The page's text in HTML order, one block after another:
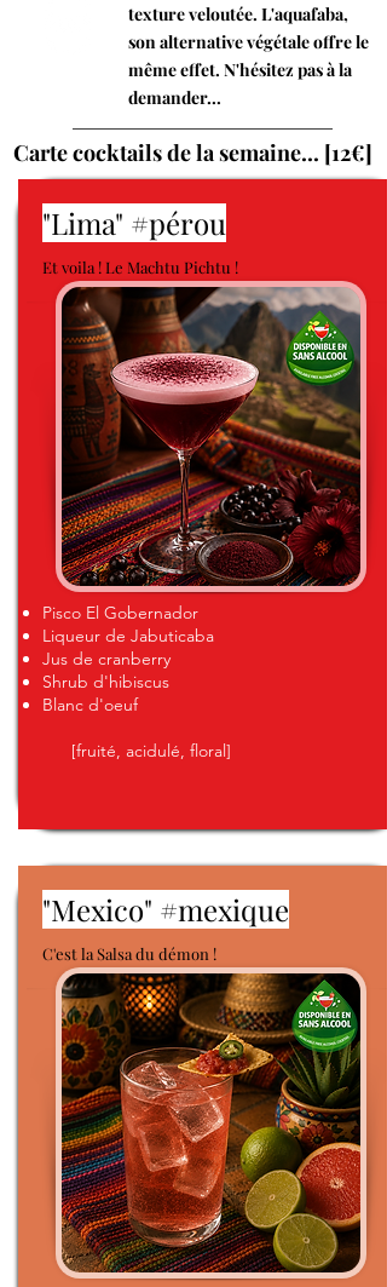
texture veloutée. L'aquafaba,
son alternative végétale offre le
même effet. N'hésitez pas à la
demander...
Carte cocktails de la semaine... [12€]
"Lima" #pérou
Et voila ! Le Machtu Pichtu !
Pisco El Gobernador
Liqueur de Jabuticaba
Jus de cranberry
Shrub d'hibiscus
Blanc d'oeuf
[fruité, acidulé, floral]
"Mexico" #mexique
C'est la Salsa du démon !